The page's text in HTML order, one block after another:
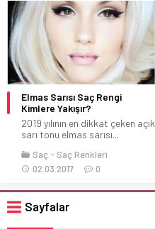
Elmas Sarısı Saç Rengi
Kimlere Yakışır?
2019 yılının en dikkat çeken açık
sarı tonu elmas sarısı...
Saç
Saç Renkleri
02.03.2017
0
Sayfalar